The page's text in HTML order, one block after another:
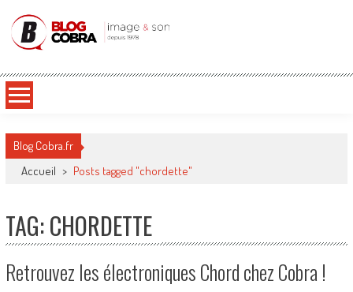
Blog Cobra
Blog Cobra.fr
Accueil > Posts tagged "chordette"
TAG: CHORDETTE
Retrouvez les électroniques Chord chez Cobra !